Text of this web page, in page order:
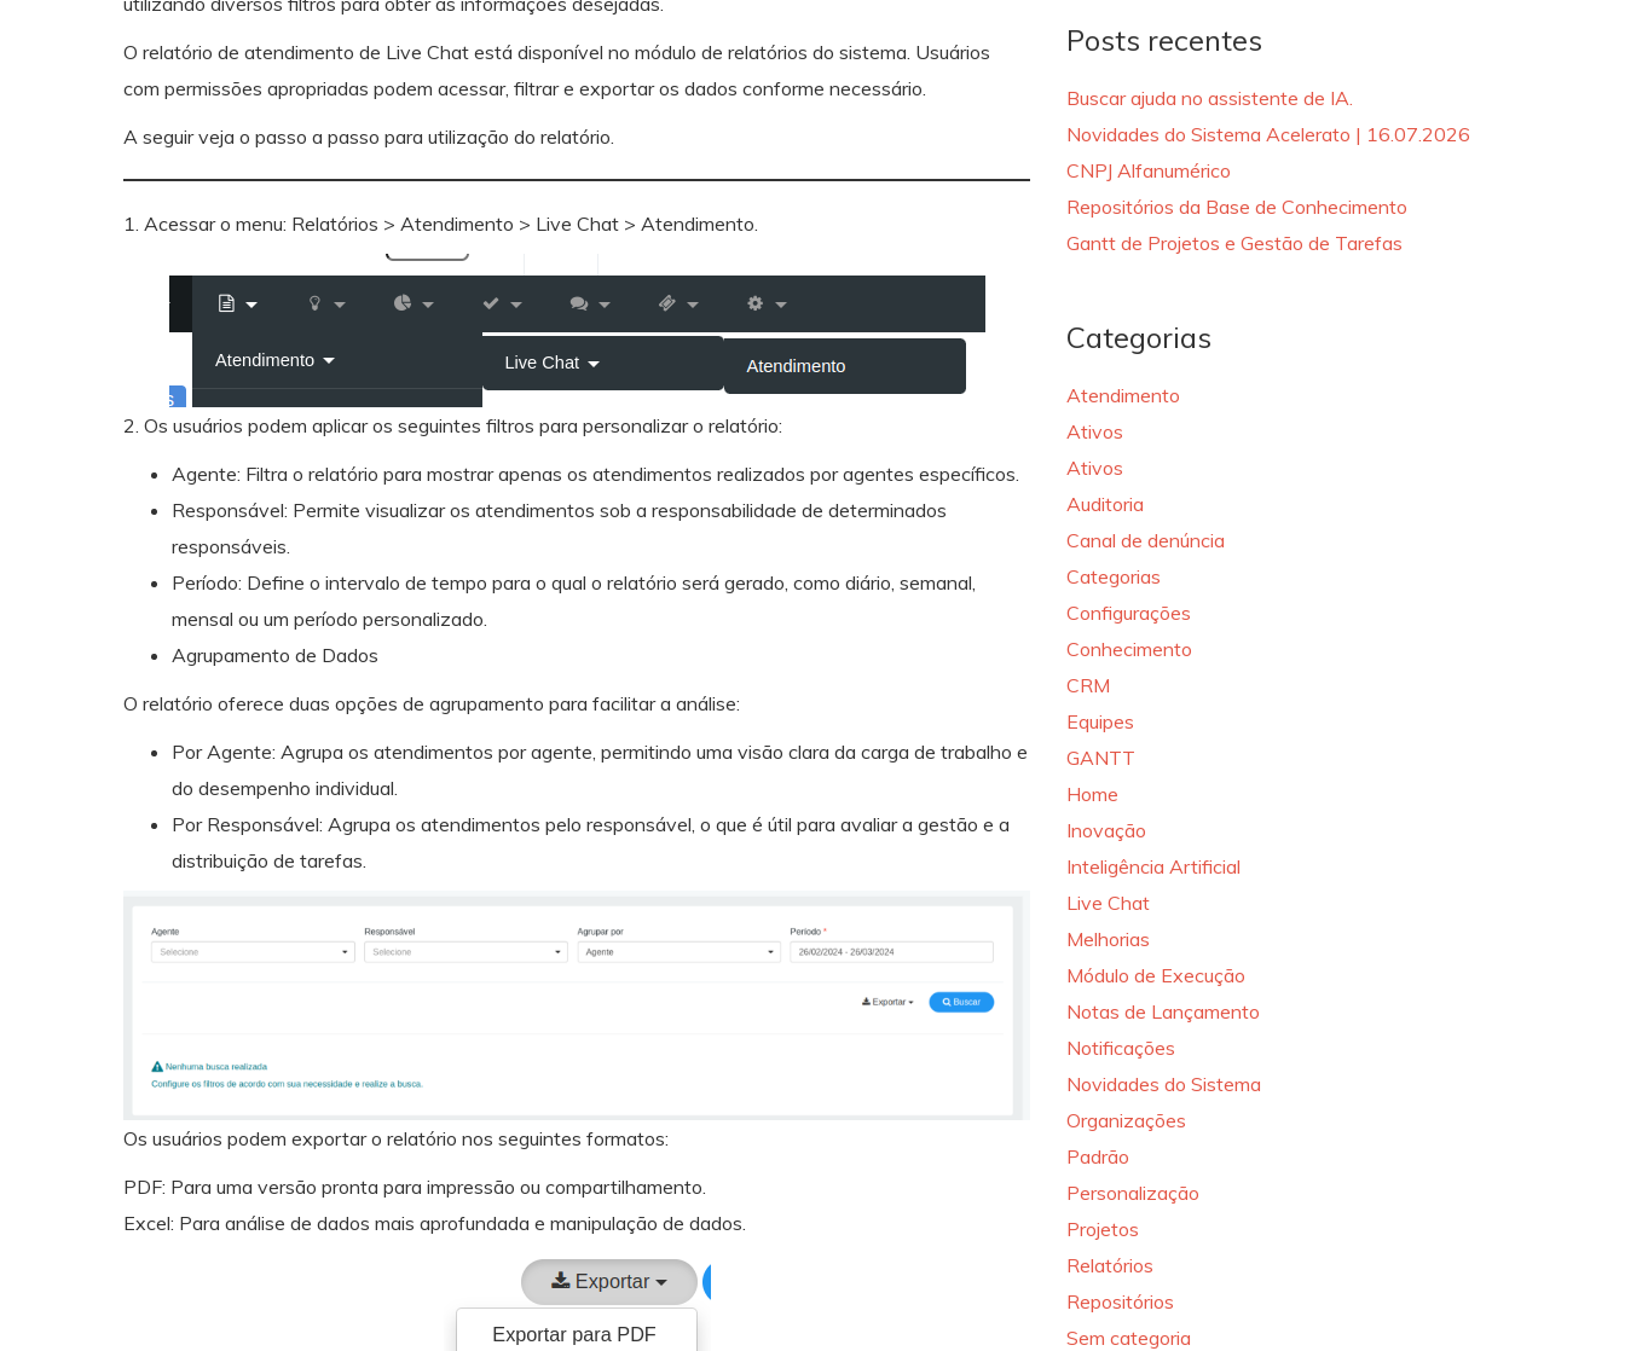
O relatório de atendimento de Live Chat está disponível no módulo de relatórios do sistema. Usuários
com permissões apropriadas podem acessar, filtrar e exportar os dados conforme necessário.
A seguir veja o passo a passo para utilização do relatório.
1. Acessar o menu: Relatórios > Atendimento > Live Chat > Atendimento.
2. Os usuários podem aplicar os seguintes filtros para personalizar o relatório:
Agente: Filtra o relatório para mostrar apenas os atendimentos realizados por agentes específicos.
Responsável: Permite visualizar os atendimentos sob a responsabilidade de determinados
responsáveis.
Período: Define o intervalo de tempo para o qual o relatório será gerado, como diário, semanal,
mensal ou um período personalizado.
Agrupamento de Dados
O relatório oferece duas opções de agrupamento para facilitar a análise:
Por Agente: Agrupa os atendimentos por agente, permitindo uma visão clara da carga de trabalho e
do desempenho individual.
Por Responsável: Agrupa os atendimentos pelo responsável, o que é útil para avaliar a gestão e a
distribuição de tarefas.
Os usuários podem exportar o relatório nos seguintes formatos:
PDF: Para uma versão pronta para impressão ou compartilhamento.
Excel: Para análise de dados mais aprofundada e manipulação de dados.
Posts recentes
Buscar ajuda no assistente de IA.
Novidades do Sistema Acelerato | 16.07.2026
CNPJ Alfanumérico
Repositórios da Base de Conhecimento
Gantt de Projetos e Gestão de Tarefas
Categorias
Atendimento
Ativos
Ativos
Auditoria
Canal de denúncia
Categorias
Configurações
Conhecimento
CRM
Equipes
GANTT
Home
Inovação
Inteligência Artificial
Live Chat
Melhorias
Módulo de Execução
Notas de Lançamento
Notificações
Novidades do Sistema
Organizações
Padrão
Personalização
Projetos
Relatórios
Repositórios
Sem categoria